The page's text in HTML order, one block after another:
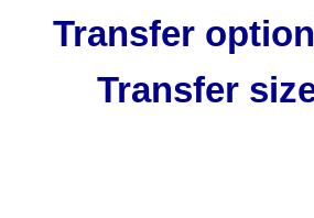
Transfer
Transfer